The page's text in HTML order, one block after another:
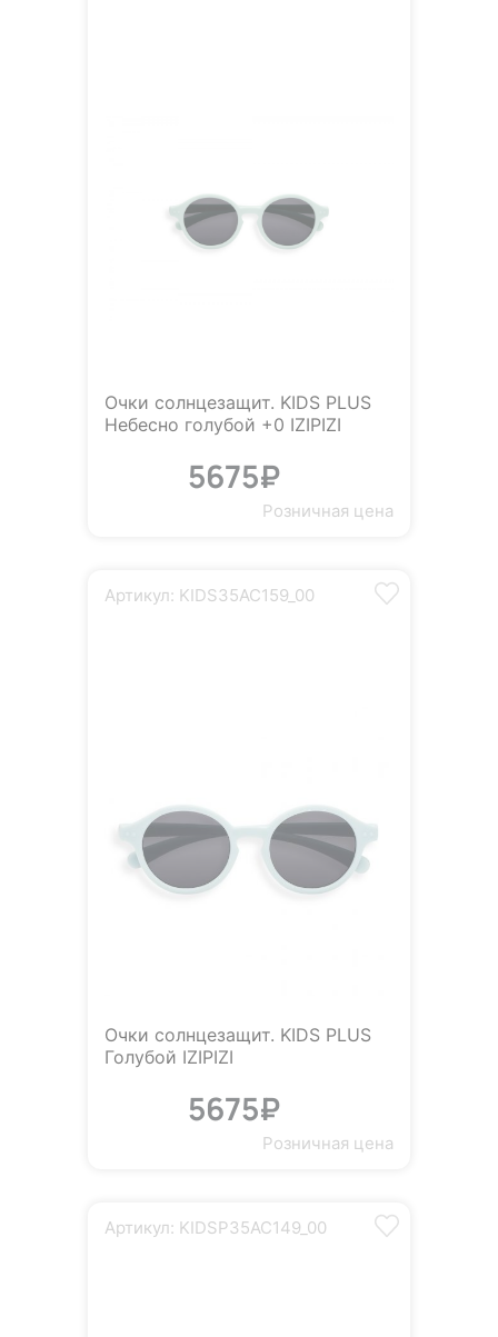
Очки солнцезащит. KIDS PLUS
Небесно голубой +0 IZIPIZI
5675₽
Розничная цена
Артикул: KIDS35AC159_00
Очки солнцезащит. KIDS PLUS
Голубой IZIPIZI
5675₽
Розничная цена
Артикул: KIDSP35AC149_00